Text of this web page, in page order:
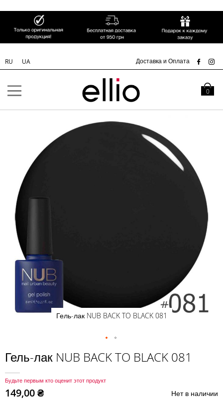
Skip to
RU UA Доставка и Оплата
Моя
0
галереям
изображений
Гель-лак NUB BACK TO BLACK 081
к
галереи
изображений
Гель-лак NUB BACK TO BLACK 081
Будьте первым кто оценит этот продукт
149,00 ₴
Нет в наличии